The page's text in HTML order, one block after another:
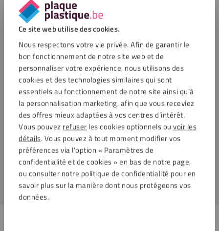
Ce site web utilise des cookies.
Nous respectons votre vie privée. Afin de garantir le
bon fonctionnement de notre site web et de
personnaliser votre expérience, nous utilisons des
cookies et des technologies similaires qui sont
essentiels au fonctionnement de notre site ainsi qu’à
la personnalisation marketing, afin que vous receviez
des offres mieux adaptées à vos centres d’intérêt.
Vous pouvez refuser les cookies optionnels ou voir les
détails. Vous pouvez à tout moment modifier vos
préférences via l’option « Paramètres de
confidentialité et de cookies » en bas de notre page,
ou consulter notre politique de confidentialité pour en
savoir plus sur la manière dont nous protégeons vos
données.
Ces vis sont réalisées à partir d’acier inoxydable, pour
résister aux intempéries
Elles possèdent une tête de forme sphérique
Chaque kit contient un ensemble de 25 vis
Diamètre recommandé du trou de forage: 8 mm
Applications
Ces vis, réalisées à partir d’acier inoxydable de haute qualité,
possèdent un revêtement spécial qui leur permet de résister
à la corrosion, aux UV et aux rayures. Pour fixer les vis,
pensez à utiliser l’embout Torx T20. Ces vis possèdent une
couleur assortie à cette plaque HPL :HPL RAL 3020 rouge
signalisation.